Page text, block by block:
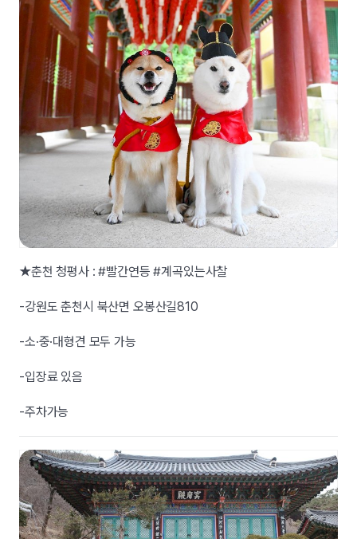
★춘천 청평사 : #빨간연등 #계곡있는사찰
-강원도 춘천시 북산면 오봉산길810
-소·중·대형견 모두 가능
-입장료 있음
-주차가능